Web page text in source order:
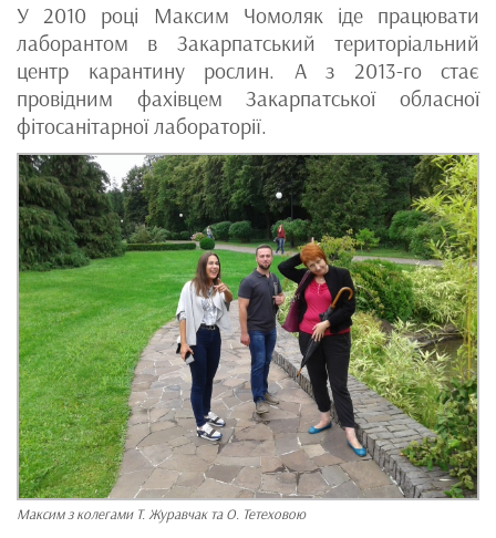
У 2010 році Максим Чомоляк іде працювати
лаборантом в Закарпатський територіальний
центр карантину рослин. А з 2013-го стає
провідним фахівцем Закарпатської обласної
фітосанітарної лабораторії.
Максим з колегами Т. Журавчак та О. Тетеховою